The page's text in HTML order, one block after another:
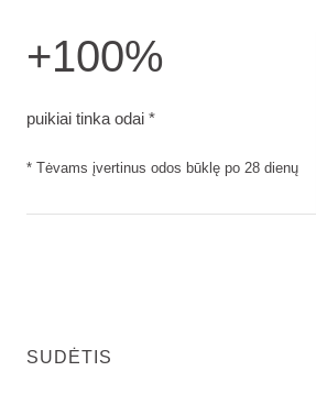
+100%
puikiai tinka odai *
* Tėvams įvertinus odos būklę po 28 dienų
SUDĖTIS